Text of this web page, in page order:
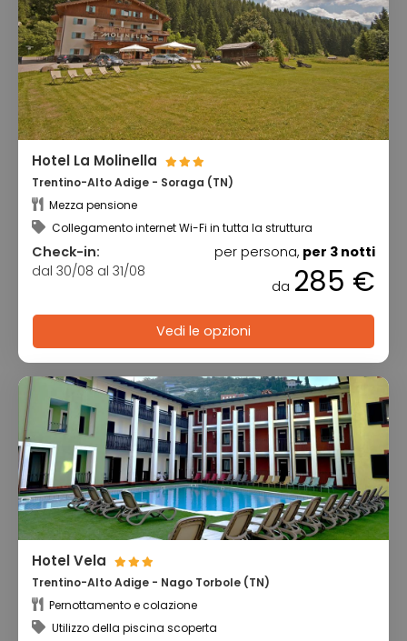
Hotel La Molinella
Trentino-Alto Adige - Soraga (TN)
Mezza pensione
Collegamento internet Wi-Fi in tutta la struttura
Check-in:
dal 30/08 al 31/08
per persona, per 3 notti
da 285 €
Vedi le opzioni
Hotel Vela
Trentino-Alto Adige - Nago Torbole (TN)
Pernottamento e colazione
Utilizzo della piscina scoperta